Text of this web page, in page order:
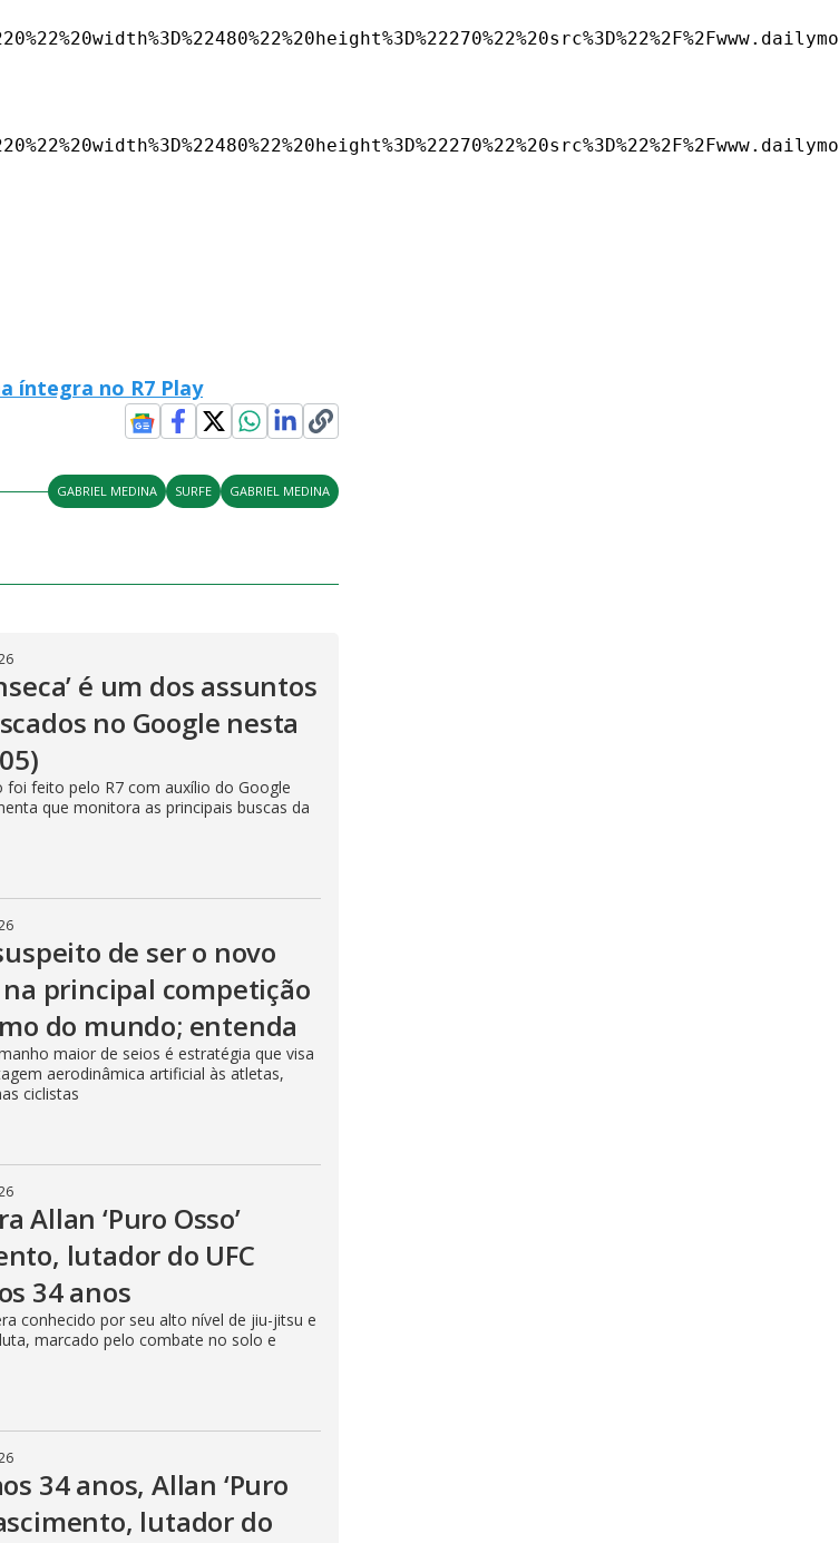
íntegra no R7 Play
GABRIEL MEDINA SURFE GABRIEL MEDINA
é um dos assuntos
no Google nesta
foi feito pelo R7 com auxílio do Google
que monitora as principais buscas da
de ser o novo
na principal competição
do mundo; entenda
maior de seios é estratégia que visa
aerodinâmica artificial às atletas,
ciclistas
Allan ‘Puro Osso’
lutador do UFC
34 anos
conhecido por seu alto nível de jiu-jitsu e
marcado pelo combate no solo e
34 anos, Allan ‘Puro
lutador do